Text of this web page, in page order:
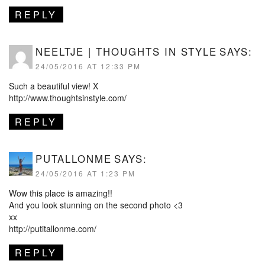
REPLY
NEELTJE | THOUGHTS IN STYLE SAYS:
24/05/2016 AT 12:33 PM
Such a beautiful view! X
http://www.thoughtsinstyle.com/
REPLY
PUTALLONME SAYS:
24/05/2016 AT 1:23 PM
Wow this place is amazing!!
And you look stunning on the second photo <3
xx
http://putitallonme.com/
REPLY